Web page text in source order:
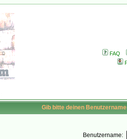
FAQ
Gib bitte deinen
Benutzername: